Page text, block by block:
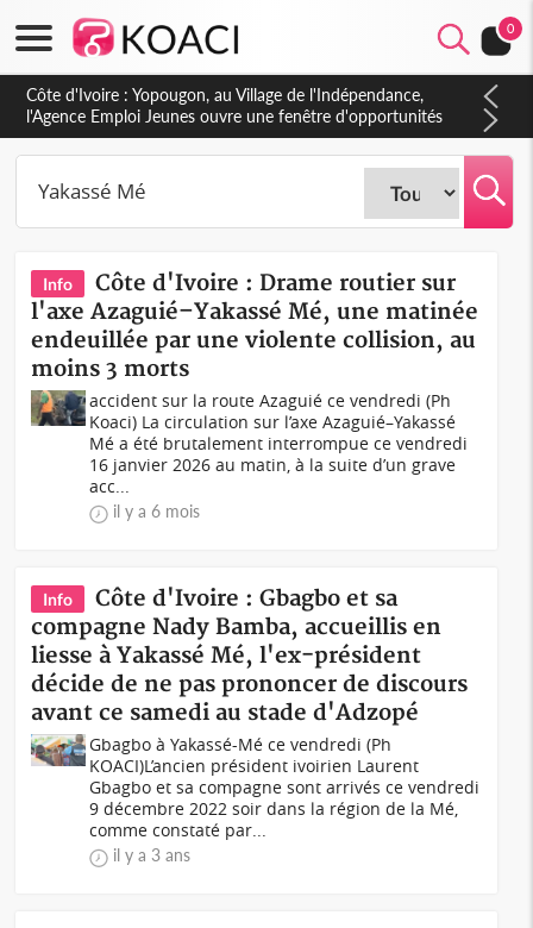
0
Côte d'Ivoire : Yopougon, au Village de l'Indépendance,
l'Agence Emploi Jeunes ouvre une fenêtre d'opportunités
pour la jeunesse ivoirienne
Info
Côte d'Ivoire : Drame routier sur
l'axe Azaguié–Yakassé Mé, une matinée
endeuillée par une violente collision, au
moins 3 morts
accident sur la route Azaguié ce vendredi (Ph
Koaci) La circulation sur l’axe Azaguié–Yakassé
Mé a été brutalement interrompue ce vendredi
16 janvier 2026 au matin, à la suite d’un grave
acc...
il y a 6 mois
Info
Côte d'Ivoire : Gbagbo et sa
compagne Nady Bamba, accueillis en
liesse à Yakassé Mé, l'ex-président
décide de ne pas prononcer de discours
avant ce samedi au stade d'Adzopé
Gbagbo à Yakassé-Mé ce vendredi (Ph
KOACI)L’ancien président ivoirien Laurent
Gbagbo et sa compagne sont arrivés ce vendredi
9 décembre 2022 soir dans la région de la Mé,
comme constaté par...
il y a 3 ans